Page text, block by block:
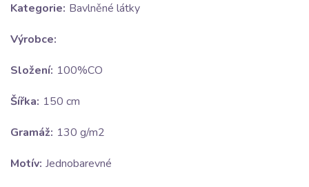
Kategorie: Bavlněné látky
Výrobce:
Složení: 100%CO
Šířka: 150 cm
Gramáž: 130 g/m2
Motív: Jednobarevné